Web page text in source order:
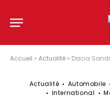
Accueil » Actualité » Dacia
Actualité Automobile
International